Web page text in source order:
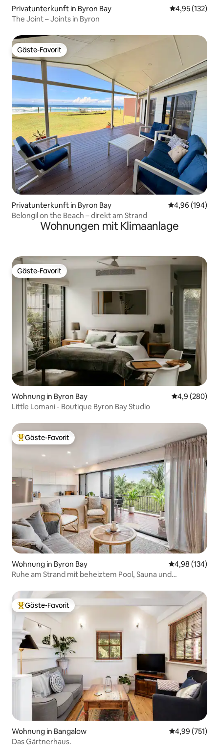
Privatunterkunft in Byron Bay
4,95 (132)
The Joint – Joints in Byron
Gäste-Favorit
Gäste-Favorit
Privatunterkunft in Byron Bay
4,96 (194)
Belongil on the Beach – direkt am Strand
Wohnungen mit Klimaanlage
Gäste-Favorit
Gäste-Favorit
Wohnung in Byron Bay
4,9 (280)
Little Lomani - Boutique Byron Bay Studio
Beliebter Gäste-Favorit.
Gäste-Favorit
Wohnung in Byron Bay
4,98 (134)
Ruhe am Strand mit beheiztem Pool, Sauna und
Beliebter Gäste-Favorit.
Gäste-Favorit
Wohnung in Bangalow
4,99 (751)
Das Gärtnerhaus.